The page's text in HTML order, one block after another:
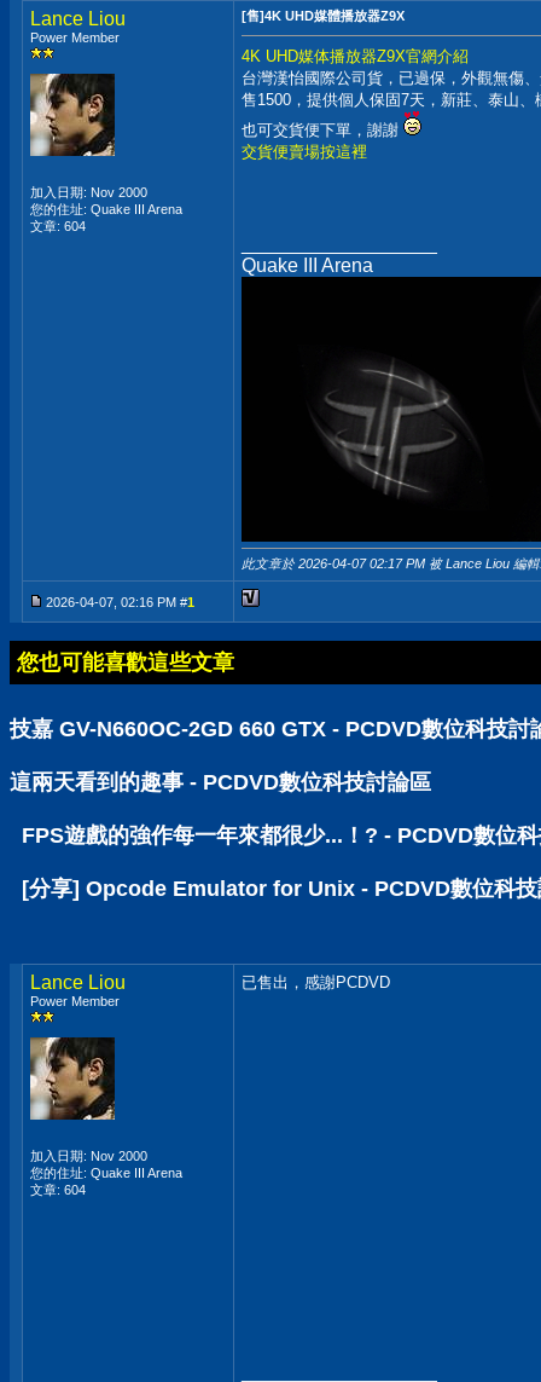
Lance Liou
Power Member
加入日期: Nov 2000
您的住址: Quake III Arena
文章: 604
[售]4K UHD媒體播放器Z9X
4K UHD媒体播放器Z9X官網介紹
台灣漢怡國際公司貨，已過保，外觀無傷
售1500，提供個人保固7天，新莊、泰山
也可交貨便下單，謝謝
交貨便賣場按這裡
Quake III Arena
此文章於 2026-04-0702:17 PM 被 Lance Liou 編
2026-04-07, 02:16 PM #1
您也可能喜歡這些文章
技嘉 GV-N660OC-2GD 660 GTX - PCDVD數位科技討
這兩天看到的趣事 - PCDVD數位科技討論區
FPS遊戲的強作每一年來都很少...！? - PCDVD數位
[分享] Opcode Emulator for Unix - PCDVD數位科技
Lance Liou
Power Member
加入日期: Nov 2000
您的住址: Quake III Arena
文章: 604
已售出，感謝PCDVD